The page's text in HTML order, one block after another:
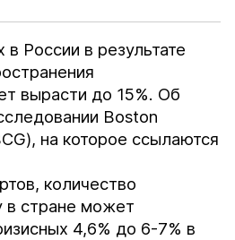
России в результате
вырасти до 15%. Об
Boston
), на которое ссылаются
количество
в стране может
4,6% до 6-7% в